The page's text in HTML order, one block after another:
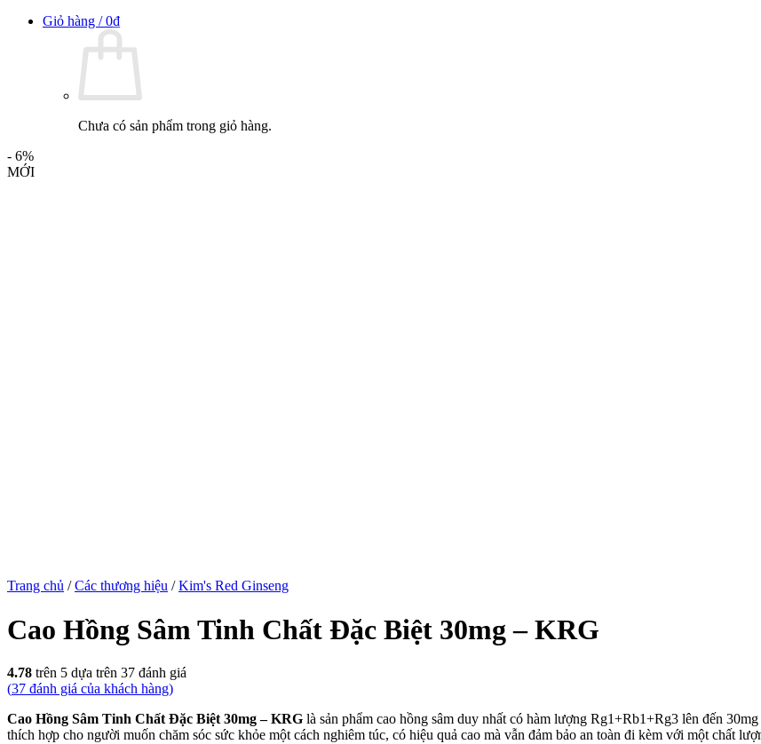
Giỏ hàng /0₫
Chưa có sản phẩm trong giỏ hàng.
- 6%
MỚI
Trang chủ / Các thương hiệu / Kim's Red Ginseng
Cao Hồng Sâm Tinh Chất Đặc Biệt 30mg – KRG
4.78 trên 5 dựa trên 37 đánh giá
(37 đánh giá của khách hàng)
Cao Hồng Sâm Tinh Chất Đặc Biệt 30mg – KRG là sản phẩm cao hồng sâm duy nhất có hàm lượng Rg1+Rb1+Rg3 lên đến
thích hợp cho người muốn chăm sóc sức khỏe một cách nghiêm túc, có hiệu quả cao mà vẫn đảm bảo an toàn đi kèm với một chất